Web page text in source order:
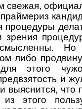
свежая,
зрения
либо
для этого
и
выяснится, что
из этого